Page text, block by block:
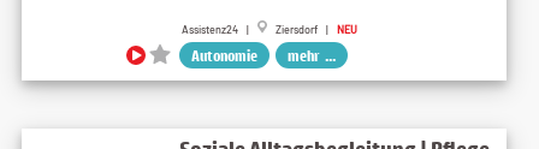
Assistenz24 | Ziersdorf | NEU
Autonomie mehr ...